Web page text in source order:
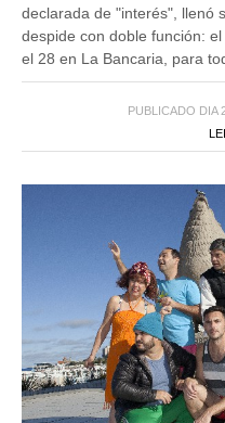
declarada de "interés", llenó
despide con doble función:
el 28 en La Bancaria, para
PUBLICADO DIA